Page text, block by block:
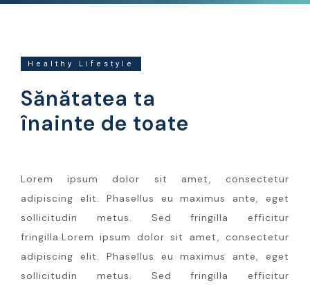
Healthy Lifestyle
Sănătatea ta
înainte de toate
Lorem ipsum dolor sit amet, consectetur
adipiscing elit. Phasellus eu maximus ante, eget
sollicitudin metus. Sed fringilla efficitur
fringilla.Lorem ipsum dolor sit amet, consectetur
adipiscing elit. Phasellus eu maximus ante, eget
sollicitudin metus. Sed fringilla efficitur